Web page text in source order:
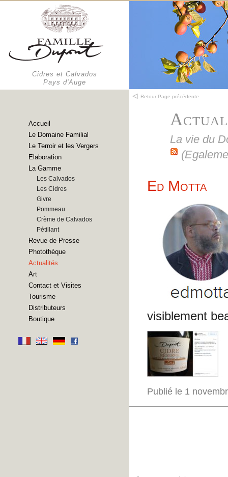
Cidres et Calvados
Pays d'Auge
Accueil
Le Domaine Familial
Le Terroir et les Vergers
Elaboration
La Gamme
Les Calvados
Les Cidres
Givre
Pommeau
Crème de Calvados
Pétillant
Revue de Presse
Photothèque
Actualités
Art
Contact et Visites
Tourisme
Distributeurs
Boutique
La vie du
Ed Motta
visiblement
Publié le 1
Retour Page précédente